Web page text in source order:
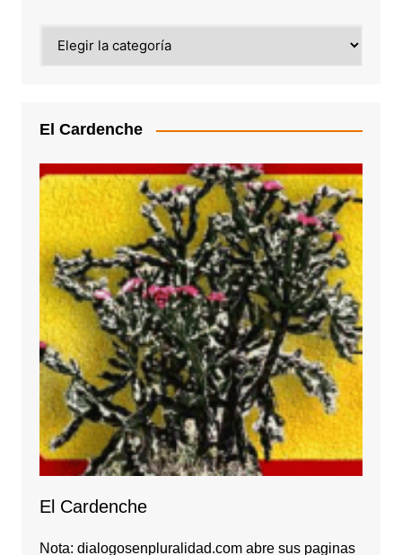
El Cardenche
El Cardenche
Nota: dialogosenpluralidad.com abre sus paginas